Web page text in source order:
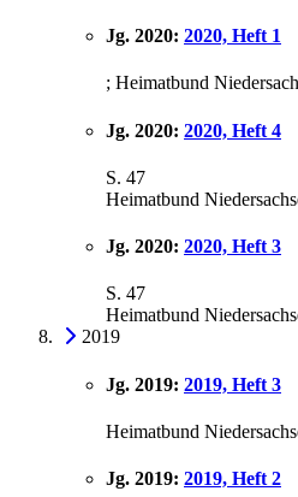
Jg. 2020: 2020, Heft 1
; Heimatbund
Jg. 2020: 2020, Heft 4
S. 47
Heimatbund
Jg. 2020: 2020, Heft 3
S. 47
Heimatbund
2019
Jg. 2019: 2019, Heft 3
Heimatbund
Jg. 2019: 2019, Heft 2